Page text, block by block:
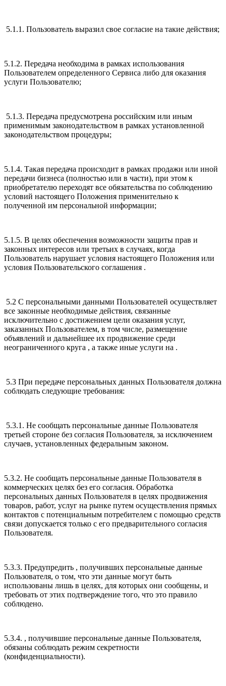
5.1.1. Пользователь выразил свое согласие на такие действия;
5.1.2. Передача необходима в рамках использования
Пользователем определенного Сервиса либо для оказания
услуги Пользователю;
5.1.3. Передача предусмотрена российским или иным
применимым законодательством в рамках установленной
законодательством процедуры;
5.1.4. Такая передача происходит в рамках продажи или иной
передачи бизнеса (полностью или в части), при этом к
приобретателю переходят все обязательства по соблюдению
условий настоящего Положения применительно к
полученной им персональной информации;
5.1.5. В целях обеспечения возможности защиты прав и
законных интересов или третьих в случаях, когда
Пользователь нарушает условия настоящего Положения или
условия Пользовательского соглашения .
5.2 С персональными данными Пользователей осуществляет
все законные необходимые действия, связанные
исключительно с достижением цели оказания услуг,
заказанных Пользователем, в том числе, размещение
объявлений и дальнейшее их продвижение среди
неограниченного круга , а также иные услуги на .
5.3 При передаче персональных данных Пользователя должна
соблюдать следующие требования:
5.3.1. Не сообщать персональные данные Пользователя
третьей стороне без согласия Пользователя, за исключением
случаев, установленных федеральным законом.
5.3.2. Не сообщать персональные данные Пользователя в
коммерческих целях без его согласия. Обработка
персональных данных Пользователя в целях продвижения
товаров, работ, услуг на рынке путем осуществления прямых
контактов с потенциальным потребителем с помощью средств
связи допускается только с его предварительного согласия
Пользователя.
5.3.3. Предупредить , получивших персональные данные
Пользователя, о том, что эти данные могут быть
использованы лишь в целях, для которых они сообщены, и
требовать от этих подтверждение того, что это правило
соблюдено.
5.3.4. , получившие персональные данные Пользователя,
обязаны соблюдать режим секретности
(конфиденциальности).